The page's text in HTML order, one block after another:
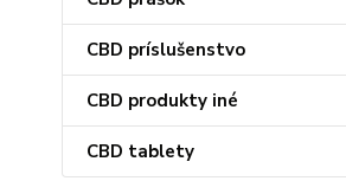
CBD príslušenstvo
CBD produkty iné
CBD tablety